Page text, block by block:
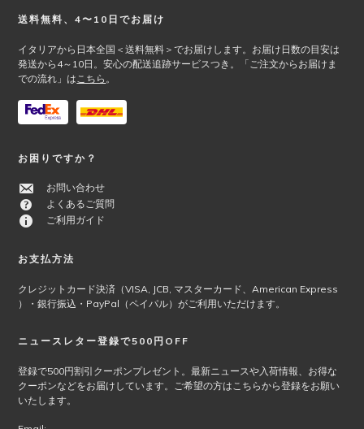
Footer
送料無料、4〜10日でお届け
イタリアから日本全国＜送料無料＞でお届けします。お届け日数の目安は
発送から4～10日。安心の配送追跡サービスつき。「ご注文からお届けま
での流れ」は こちら 。
お困りですか？
お問い合わせ
よくあるご質問
ご利用ガイド
お支払方法
クレジットカード決済（VISA, JCB, マスターカード、American Express
）・銀行振込・PayPal（ペイパル）がご利用いただけます。
ニュースレター登録で500円OFF
登録で500円割引クーポンプレゼント。最新ニュースや入荷情報、お得な
クーポンなどをお届けしています。ご希望の方はこちらから登録をお願い
いたします。